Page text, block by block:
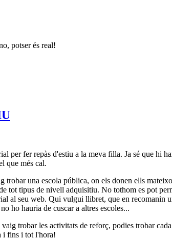
potser és real!
per fer repàs d'estiu a la meva filla. Ja sé que hi
que més cal.
trobar una escola pública, on els donen ells
tot tipus de nivell adquisitiu. No tothom es pot
al seu web. Qui vulgui llibret, que en recomanin
ho hauria de cuscar a altres escoles...
trobar les activitats de reforç, podies trobar
i fins i tot l'hora!